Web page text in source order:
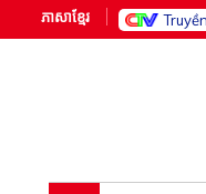
ភាសាខ្មែរ